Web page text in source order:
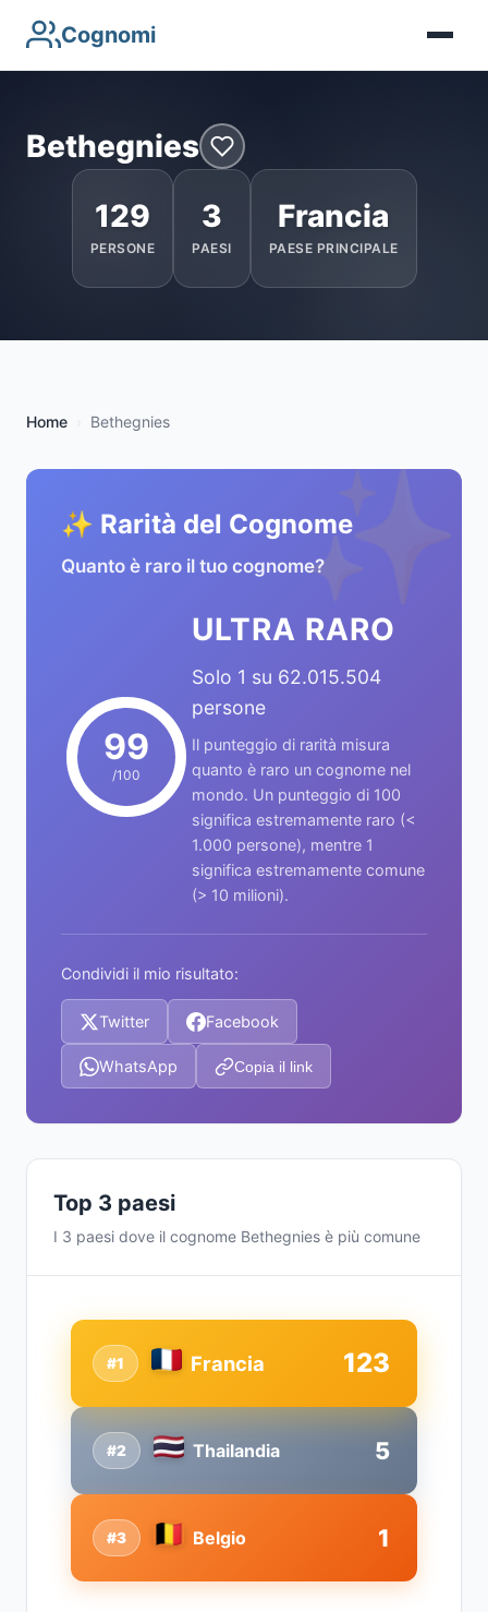
Cognomi
Bethegnies
129
PERSONE
3
PAESI
Francia
PAESE PRINCIPALE
Home Bethegnies
✨
✨ Rarità del Cognome
Quanto è raro il tuo cognome?
99
/100
ULTRA RARO
Solo 1 su 62.015.504
persone
Il punteggio di rarità misura
quanto è raro un cognome nel
mondo. Un punteggio di 100
significa estremamente raro (<
1.000 persone), mentre 1
significa estremamente comune
(> 10 milioni).
Condividi il mio risultato:
Twitter Facebook
WhatsApp Copia il link
Top 3 paesi
I 3 paesi dove il cognome Bethegnies è più comune
#2 Thailandia 5
#1 Francia 123
#3 Belgio 1